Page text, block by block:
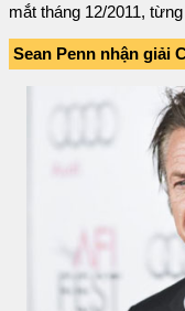
mắt tháng 12/2011,
Sean Penn nhận giải